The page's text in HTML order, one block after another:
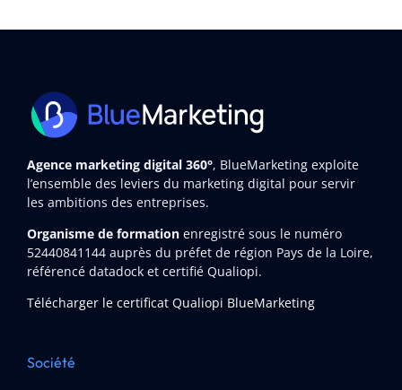
Agence marketing digital 360°, BlueMarketing exploite
l’ensemble des leviers du marketing digital pour servir
les ambitions des entreprises.
Organisme de formation enregistré sous le numéro
52440841144auprès du préfet de région Pays de la Loire,
référencé datadock et certifié Qualiopi.
Télécharger le certificat Qualiopi BlueMarketing
Société